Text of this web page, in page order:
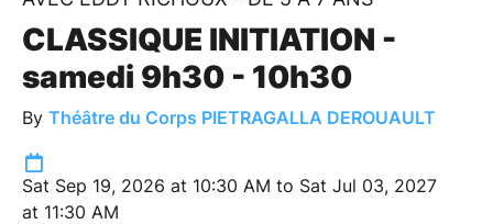
CLASSIQUE INITIATION -
samedi 9h30 - 10h30
By Théâtre du Corps PIETRAGALLA DEROUAULT
Sat Sep 19, 2026 at 10:30 AM to Sat Jul 03, 2027
at 11:30 AM